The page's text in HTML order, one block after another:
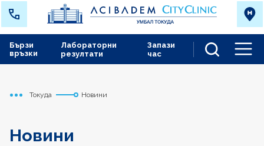
Лабораторни
резултати
Запази
час
Бързи
връзки
Начало
Токуда Новини
Новини